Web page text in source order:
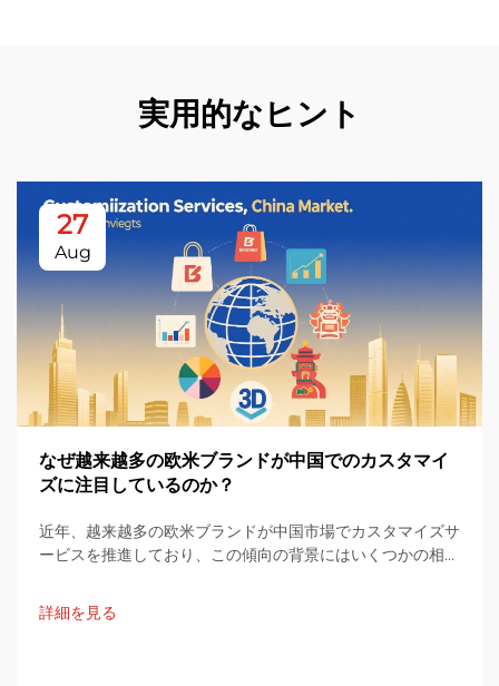
実用的なヒント
27
Aug
なぜ越来越多の欧米ブランドが中国でのカスタマイ
ズに注目しているのか？
近年、越来越多の欧米ブランドが中国市場でカスタマイズサ
ービスを推進しており、この傾向の背景にはいくつかの相互
について三つの観点から体系的な分析を行う。
詳細を見る